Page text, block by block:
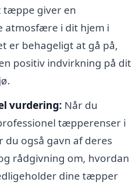
tæppe giver en
atmosfære i dit hjem i
er behageligt at gå på,
positiv indvirkning på dit
vurdering: Når du
tæpperenser i
du også gavn af deres
rådgivning om, hvordan
dine tæpper